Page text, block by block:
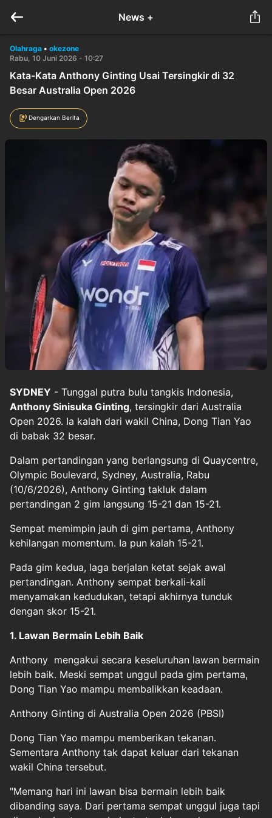
News +
Olahraga • okezone
Rabu, 10 Juni 2026 - 10:27
Kata-Kata Anthony Ginting Usai Tersingkir di 32
Besar Australia Open 2026
Dengarkan Berita
SYDNEY - Tunggal putra bulu tangkis Indonesia,
Anthony Sinisuka Ginting, tersingkir dari Australia
Open 2026. Ia kalah dari wakil China, Dong Tian Yao
di babak 32 besar.
Dalam pertandingan yang berlangsung di Quaycentre,
Olympic Boulevard, Sydney, Australia, Rabu
(10/6/2026), Anthony Ginting takluk dalam
pertandingan 2 gim langsung 15-21 dan 15-21.
Sempat memimpin jauh di gim pertama, Anthony
kehilangan momentum. Ia pun kalah 15-21.
Pada gim kedua, laga berjalan ketat sejak awal
pertandingan. Anthony sempat berkali-kali
menyamakan kedudukan, tetapi akhirnya tunduk
dengan skor 15-21.
1. Lawan Bermain Lebih Baik
Anthony mengakui secara keseluruhan lawan bermain
lebih baik. Meski sempat unggul pada gim pertama,
Dong Tian Yao mampu membalikkan keadaan.
Anthony Ginting di Australia Open 2026 (PBSI)
Dong Tian Yao mampu memberikan tekanan.
Sementara Anthony tak dapat keluar dari tekanan
wakil China tersebut.
"Memang hari ini lawan bisa bermain lebih baik
dibanding saya. Dari pertama sempat unggul juga tapi